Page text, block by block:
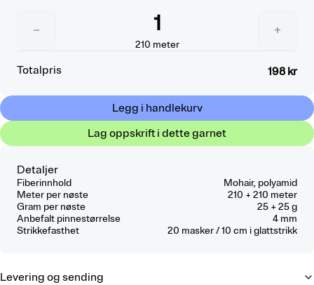
− 1
210 meter
+
Totalpris 198 kr
Legg i handlekurv
Lag oppskrift i dette garnet
Detaljer
Fiberinnhold
Mohair, polyamid
Meter per nøste
210 + 210 meter
Gram per nøste
25 + 25 g
Anbefalt pinnestørrelse
4 mm
Strikkefasthet
20 masker / 10 cm i glattstrikk
Levering og sending